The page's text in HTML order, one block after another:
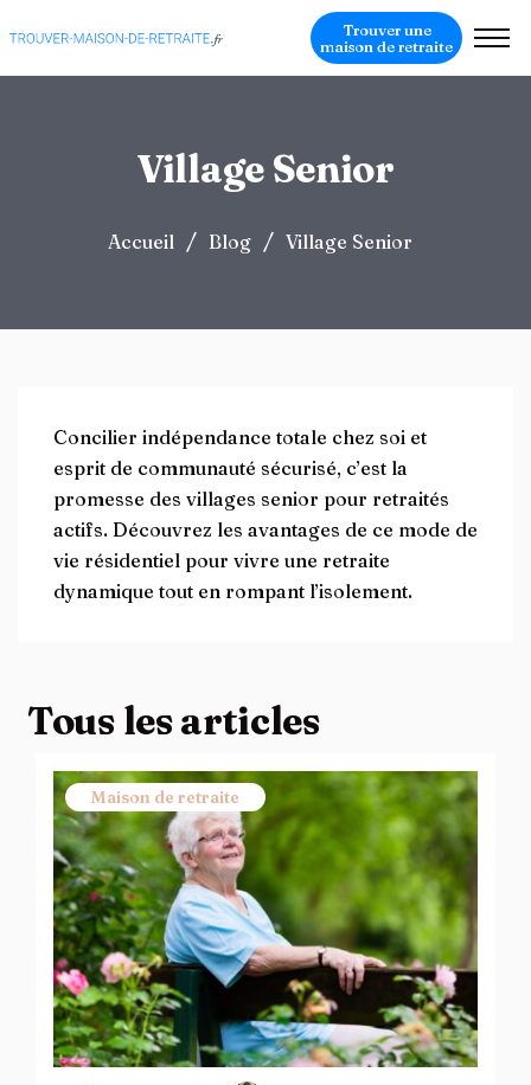
Trouver une
maison de retraite
Village Senior
Accueil / Blog / Village Senior
Concilier indépendance totale chez soi et
esprit de communauté sécurisé, c’est la
promesse des villages senior pour retraités
actifs. Découvrez les avantages de ce mode de
vie résidentiel pour vivre une retraite
dynamique tout en rompant l’isolement.
Tous les articles
Maison de retraite